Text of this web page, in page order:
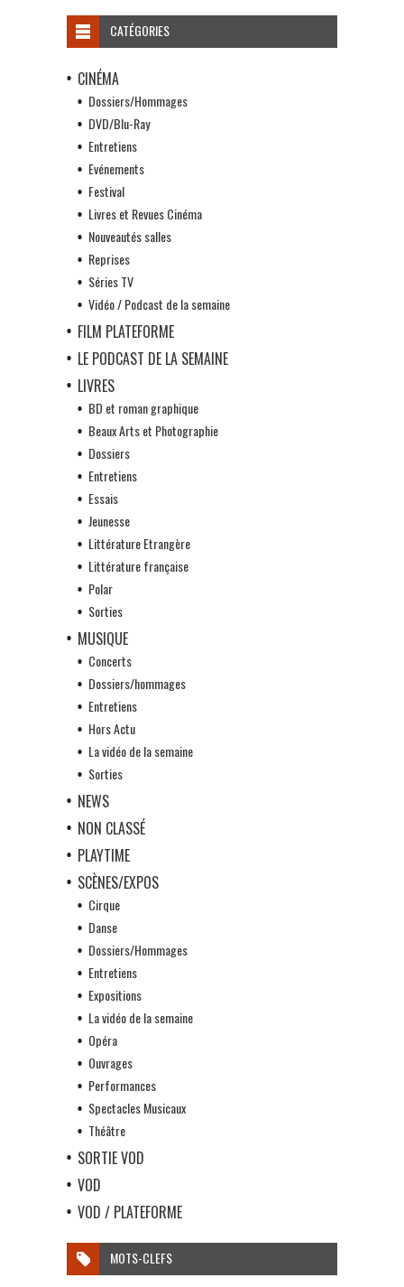
CATÉGORIES
CINÉMA
Dossiers/Hommages
DVD/Blu-Ray
Entretiens
Evénements
Festival
Livres et Revues Cinéma
Nouveautés salles
Reprises
Séries TV
Vidéo / Podcast de la semaine
FILM PLATEFORME
LE PODCAST DE LA SEMAINE
LIVRES
BD et roman graphique
Beaux Arts et Photographie
Dossiers
Entretiens
Essais
Jeunesse
Littérature Etrangère
Littérature française
Polar
Sorties
MUSIQUE
Concerts
Dossiers/hommages
Entretiens
Hors Actu
La vidéo de la semaine
Sorties
NEWS
NON CLASSÉ
PLAYTIME
SCÈNES/EXPOS
Cirque
Danse
Dossiers/Hommages
Entretiens
Expositions
La vidéo de la semaine
Opéra
Ouvrages
Performances
Spectacles Musicaux
Théâtre
SORTIE VOD
VOD
VOD / PLATEFORME
MOTS-CLEFS